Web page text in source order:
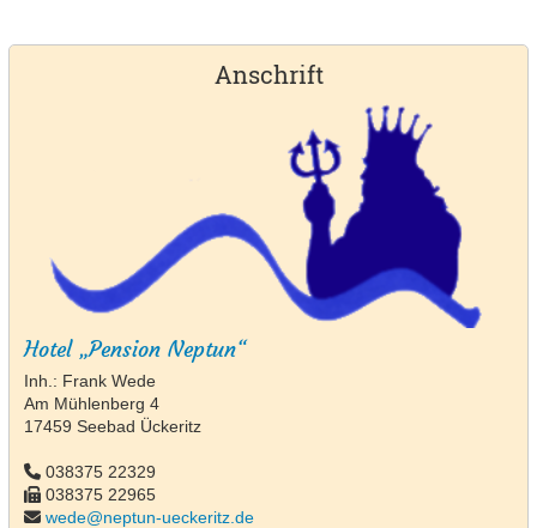
Anschrift
Hotel „Pension Neptun“
Inh.: Frank Wede
Am Mühlenberg 4
17459 Seebad Ückeritz
038375 22329
038375 22965
wede@neptun-ueckeritz.de